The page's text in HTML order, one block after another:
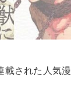
載された人気漫